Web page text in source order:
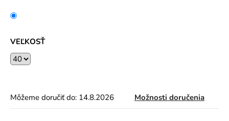
VEĽKOSŤ
Môžeme doručiť do: 14.8.2026 Možnosti doručenia